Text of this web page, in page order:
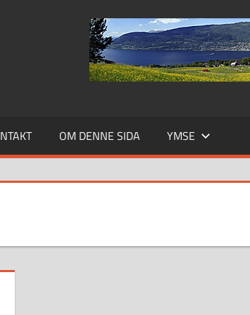
OM DENNE SIDA YMSE